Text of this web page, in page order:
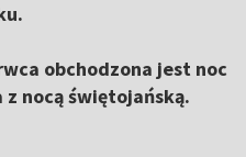
obchodzona jest noc
z nocą świętojańską.